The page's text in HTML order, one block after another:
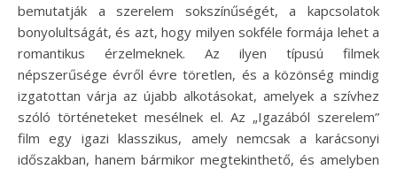
bemutatják a szerelem sokszínűségét, a kapcsolatok
bonyolultságát, és azt, hogy milyen sokféle formája lehet a
romantikus érzelmeknek. Az ilyen típusú filmek
népszerűsége évről évre töretlen, és a közönség mindig
izgatottan várja az újabb alkotásokat, amelyek a szívhez
szóló történeteket mesélnek el. Az „Igazából szerelem”
film egy igazi klasszikus, amely nemcsak a karácsonyi
időszakban, hanem bármikor megtekinthető, és amelyben